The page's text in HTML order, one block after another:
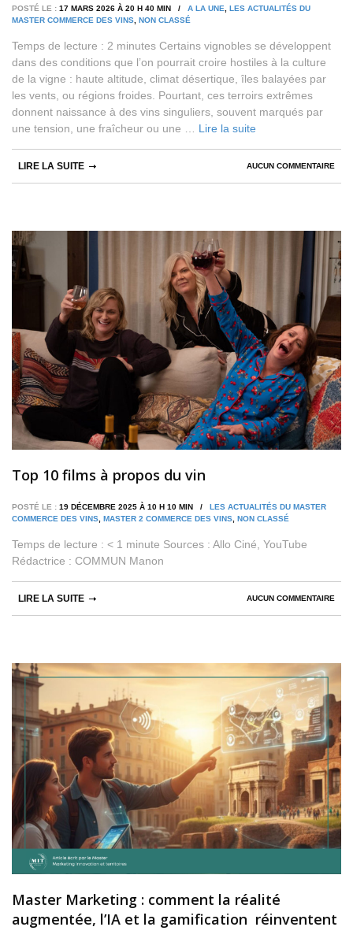
POSTÉ LE : 17 MARS 2026 À 20 H 40 MIN / A LA UNE
LES ACTUALITÉS DU
MASTER COMMERCE DES VINS NON CLASSÉ
Temps de lecture : 2 minutes Certains vignobles se développent
dans des conditions que l’on pourrait croire hostiles à la culture
de la vigne : haute altitude, climat désertique, îles balayées par
les vents, ou régions froides. Pourtant, ces terroirs extrêmes
donnent naissance à des vins singuliers, souvent marqués par
une tension, une fraîcheur ou une … Lire la suite
AUCUN COMMENTAIRE
LIRE LA SUITE
Top 10 films à propos du vin
POSTÉ LE : 19 DÉCEMBRE 2025 À 10 H 10 MIN /
LES ACTUALITÉS DU MASTER
COMMERCE DES VINS, MASTER 2 COMMERCE DES VINS, NON CLASSÉ
Temps de lecture : < 1 minute Sources : Allo Ciné, YouTube
Rédactrice : COMMUN Manon
AUCUN COMMENTAIRE
LIRE LA SUITE
Master Marketing : comment la réalité
augmentée, l’IA et la gamification réinventent